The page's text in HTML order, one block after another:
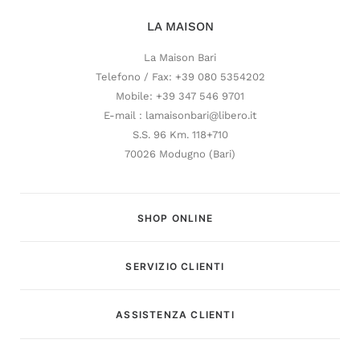
LA MAISON
La Maison Bari
Telefono / Fax: +39 080 5354202
Mobile: +39 347 546 9701
E-mail : lamaisonbari@libero.it
S.S. 96 Km. 118+710
70026 Modugno (Bari)
SHOP ONLINE
SERVIZIO CLIENTI
ASSISTENZA CLIENTI
Customer Service